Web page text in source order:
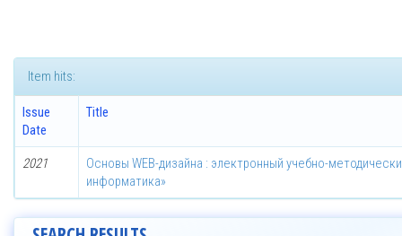
Item hits:
Issue
Date
Title
2021
Основы WEB-дизайна : электронный учебно-
информатика»